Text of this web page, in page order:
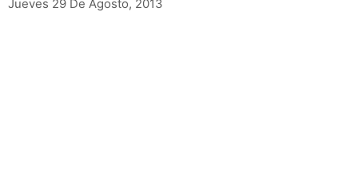
Jueves 29 De Agosto, 2013